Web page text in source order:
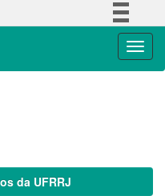
da UFRRJ